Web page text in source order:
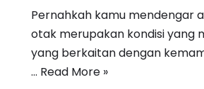
Pernahkah kamu mendengar
otak merupakan kondisi yang
yang berkaitan dengan
… Read More »